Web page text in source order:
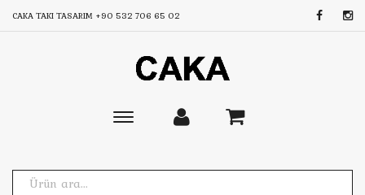
CAKA TAKI TASARIM +90 532 706 65 02
Toggle